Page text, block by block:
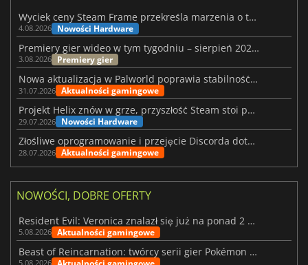
Wyciek ceny Steam Frame przekreśla marzenia o tanim zestawie VR
4.08.2026 Nowości Hardware
Premiery gier wideo w tym tygodniu – sierpień 2026 r. (32. tydzień)
3.08.2026 Premiery gier
Nowa aktualizacja w Palworld poprawia stabilność Sunreach i walk z bossami
31.07.2026 Aktualności gamingowe
Projekt Helix znów w grze, przyszłość Steam stoi pod znakiem zapytania
29.07.2026 Nowości Hardware
Złośliwe oprogramowanie i przejęcie Discorda dotknęły Meccha Chameleon
28.07.2026 Aktualności gamingowe
NOWOŚCI, DOBRE OFERTY
Resident Evil: Veronica znalazł się już na ponad 2 milionach list życzeń
5.08.2026 Aktualności gamingowe
Beast of Reincarnation: twórcy serii gier Pokémon wkraczają na nową ścieżkę
5.08.2026